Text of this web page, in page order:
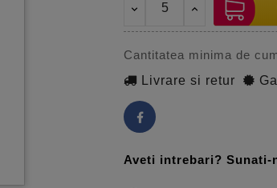
Cantitatea minima de
Livrare si retur
Aveti intrebari? Sunati-